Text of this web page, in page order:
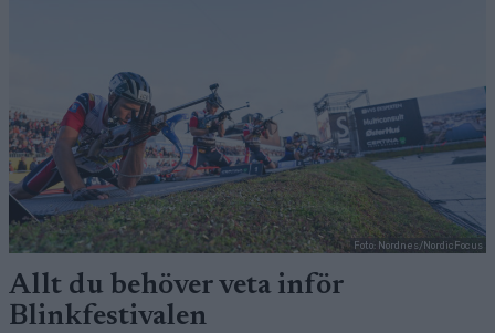
Foto: Nordnes/NordicFocus
Allt du behöver veta inför
Blinkfestivalen